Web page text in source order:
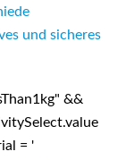
und sicheres
&&
= '